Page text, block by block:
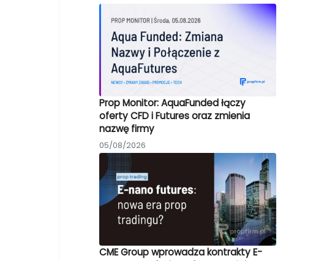
Prop Monitor: AquaFunded łączy
oferty CFD i Futures oraz zmienia
nazwę firmy
05/08/2026
CME Group wprowadza kontrakty E-